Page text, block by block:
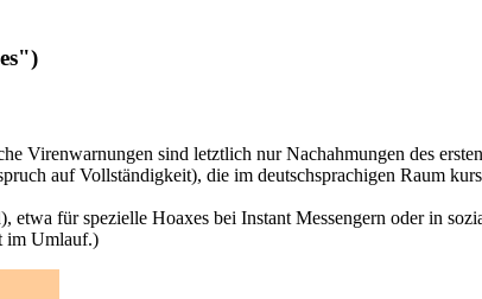
Virenwarnungen sind letztlich nur Nachahmungen des
auf Vollständigkeit), die im deutschsprachigen Raum
etwa für spezielle Hoaxes bei Instant Messengern oder in
im Umlauf.)